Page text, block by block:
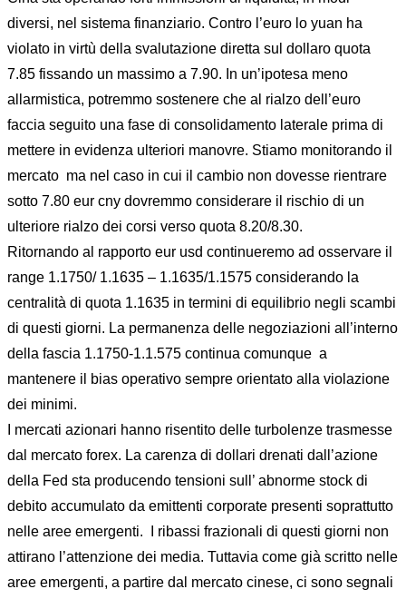
diversi, nel sistema finanziario. Contro l’euro lo yuan ha
violato in virtù della svalutazione diretta sul dollaro quota
7.85 fissando un massimo a 7.90. In un’ipotesa meno
allarmistica, potremmo sostenere che al rialzo dell’euro
faccia seguito una fase di consolidamento laterale prima di
mettere in evidenza ulteriori manovre. Stiamo monitorando il
mercato ma nel caso in cui il cambio non dovesse rientrare
sotto 7.80 eur cny dovremmo considerare il rischio di un
ulteriore rialzo dei corsi verso quota 8.20/8.30.
Ritornando al rapporto eur usd continueremo ad osservare il
range 1.1750/ 1.1635 – 1.1635/1.1575 considerando la
centralità di quota 1.1635 in termini di equilibrio negli scambi
di questi giorni. La permanenza delle negoziazioni all’interno
della fascia 1.1750-1.1.575 continua comunque a
mantenere il bias operativo sempre orientato alla violazione
dei minimi.
I mercati azionari hanno risentito delle turbolenze trasmesse
dal mercato forex. La carenza di dollari drenati dall’azione
della Fed sta producendo tensioni sull’ abnorme stock di
debito accumulato da emittenti corporate presenti soprattutto
nelle aree emergenti. I ribassi frazionali di questi giorni non
attirano l’attenzione dei media. Tuttavia come già scritto nelle
aree emergenti, a partire dal mercato cinese, ci sono segnali